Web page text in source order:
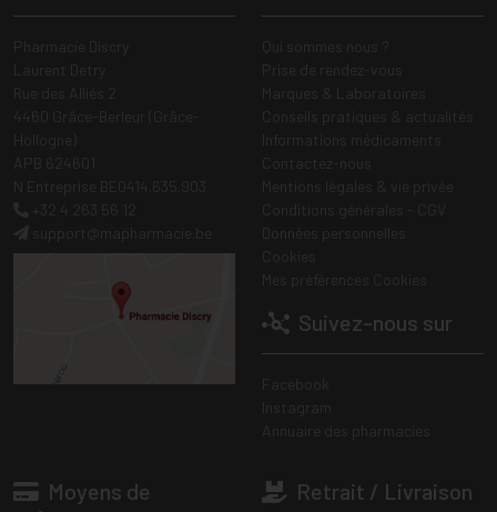
Suivez-nous sur
Moyens de
Retrait / Livraison